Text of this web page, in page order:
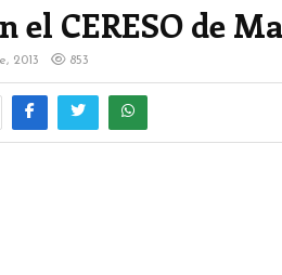
el CERESO de
2013 853